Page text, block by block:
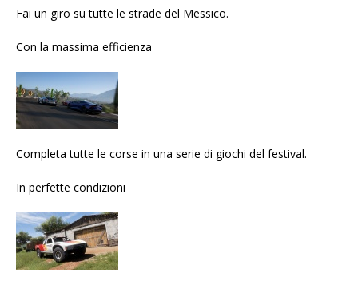
Fai un giro su tutte le strade del Messico.
Con la massima efficienza
Completa tutte le corse in una serie di giochi del festival.
In perfette condizioni